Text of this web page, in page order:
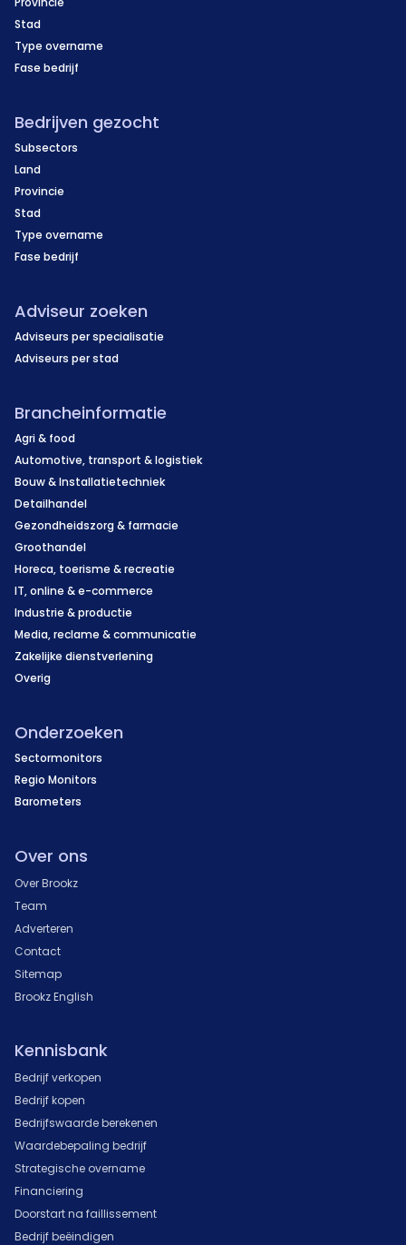
Stad
Type overname
Fase bedrijf
Bedrijven gezocht
Subsectors
Land
Provincie
Stad
Type overname
Fase bedrijf
Adviseur zoeken
Adviseurs per specialisatie
Adviseurs per stad
Brancheinformatie
Agri & food
Automotive, transport & logistiek
Bouw & Installatietechniek
Detailhandel
Gezondheidszorg & farmacie
Groothandel
Horeca, toerisme & recreatie
IT, online & e-commerce
Industrie & productie
Media, reclame & communicatie
Zakelijke dienstverlening
Overig
Onderzoeken
Sectormonitors
Regio Monitors
Barometers
Over ons
Over Brookz
Team
Adverteren
Contact
Sitemap
Brookz English
Kennisbank
Bedrijf verkopen
Bedrijf kopen
Bedrijfswaarde berekenen
Waardebepaling bedrijf
Strategische overname
Financiering
Doorstart na faillissement
Bedrijf beëindigen